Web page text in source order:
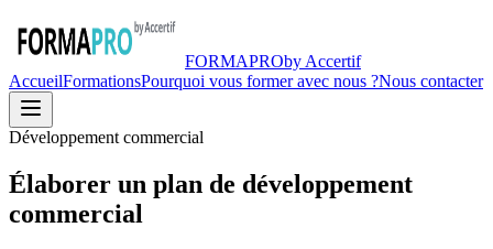
FORMAPROby Accertif
AccueilFormationsPourquoi vous former avec nous ?Nous contacter
Développement commercial
Élaborer un plan de développement
commercial